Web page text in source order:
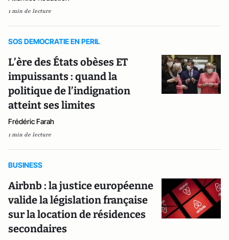
1 min de lecture
SOS DEMOCRATIE EN PERIL
L’ère des États obèses ET
impuissants : quand la
politique de l’indignation
atteint ses limites
Frédéric Farah
1 min de lecture
BUSINESS
Airbnb : la justice européenne
valide la législation française
sur la location de résidences
secondaires